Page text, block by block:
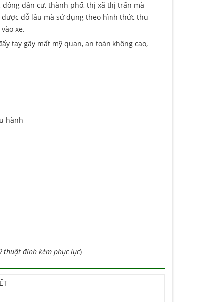
dân cư, thành phố, thị xã thị trấn mà
được đỗ lâu mà sử dụng theo hình thức thu
xe.
tay gây mất mỹ quan, an toàn không cao,
hành
thuật đính kèm phục lục)